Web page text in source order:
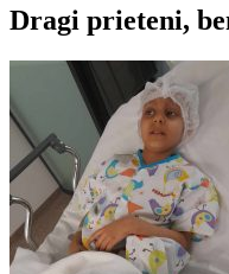
Dragi prieteni,